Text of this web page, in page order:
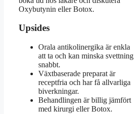
Oxybutynin eller Botox.
Upsides
Orala antikolinergika är enkla
att ta och kan minska svettning
snabbt.
Växtbaserade preparat är
receptfria och har få allvarliga
biverkningar.
Behandlingen är billig jämfört
med kirurgi eller Botox.